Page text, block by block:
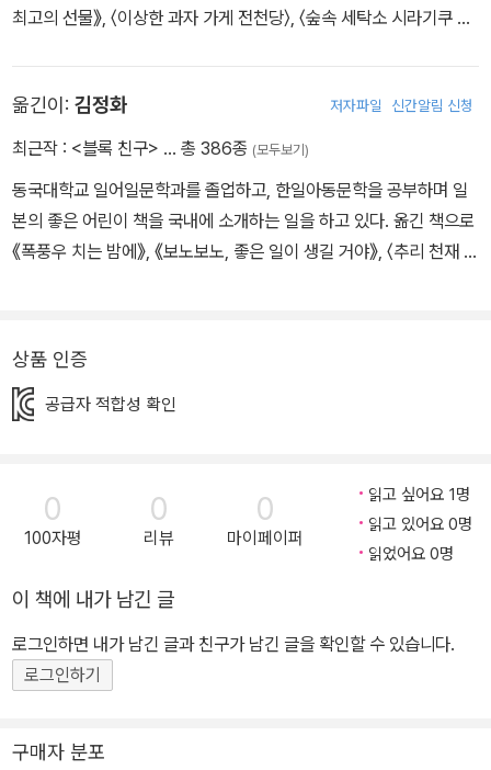
최고의 선물》, 〈이상한 과자 가게 전천당〉, 〈숲속 세탁소 시라기쿠 할
옮긴이: 김정화 저자파일 신간알림 신청
최근작 : <블록 친구> … 총 386종 (모두보기)
동국대학교 일어일문학과를 졸업하고, 한일아동문학을 공부하며 일
본의 좋은 어린이 책을 국내에 소개하는 일을 하고 있다. 옮긴 책으로
《폭풍우 치는 밤에》, 《보노보노, 좋은 일이 생길 거야》, 〈추리 천재 엉
상품 인증
공급자 적합성 확인
0
100자평
0
리뷰
0
마이페이퍼
읽고 싶어요 1명
읽고 있어요 0명
읽었어요 0명
이 책에 내가 남긴 글
로그인하면 내가 남긴 글과 친구가 남긴 글을 확인할 수 있습니다.
로그인하기
구매자 분포